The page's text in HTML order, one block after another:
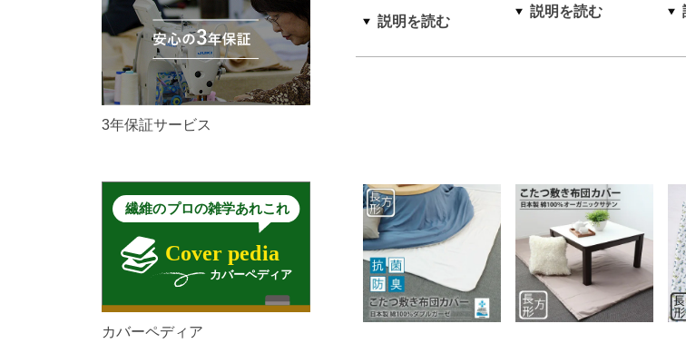
3年保証サービス
カバーペディア